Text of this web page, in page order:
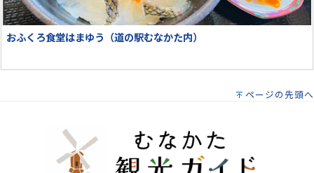
おふくろ食堂はまゆう（道の駅むなかた内）
ページの先頭へ